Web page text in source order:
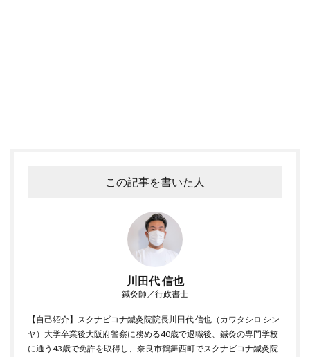
この記事を書いた人
川田代 信也
鍼灸師／行政書士
【自己紹介】スクナビコナ鍼灸院院長川田代 信也（カワタシロ シン
ヤ）大学卒業後大阪府警察に務める40歳で退職後、鍼灸の専門学校
に通う43歳で免許を取得し、奈良市鶴舞西町でスクナビコナ鍼灸院